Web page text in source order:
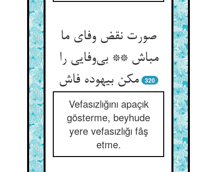
صورت نقض وفای ما
مباش ** بی‌وفایی را
مکن بیهوده فاش
320
Vefasızlığını apaçık
gösterme, beyhude
yere vefasızlığı fâş
etme.